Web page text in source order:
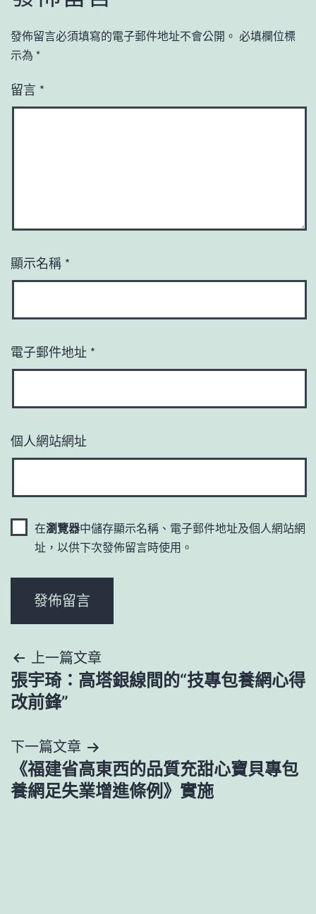
發佈留言必須填寫的電子郵件地址不會公開。 必填欄位標
示為 *
留言 *
顯示名稱 *
電子郵件地址 *
個人網站網址
在瀏覽器中儲存顯示名稱、電子郵件地址及個人網站網
址，以供下次發佈留言時使用。
文
章
覽
上一篇文章
張宇琦：高塔銀線間的“技專包養網心得
改前鋒”
下一篇文章
《福建省高東西的品質充甜心寶貝專包
養網足失業增進條例》實施